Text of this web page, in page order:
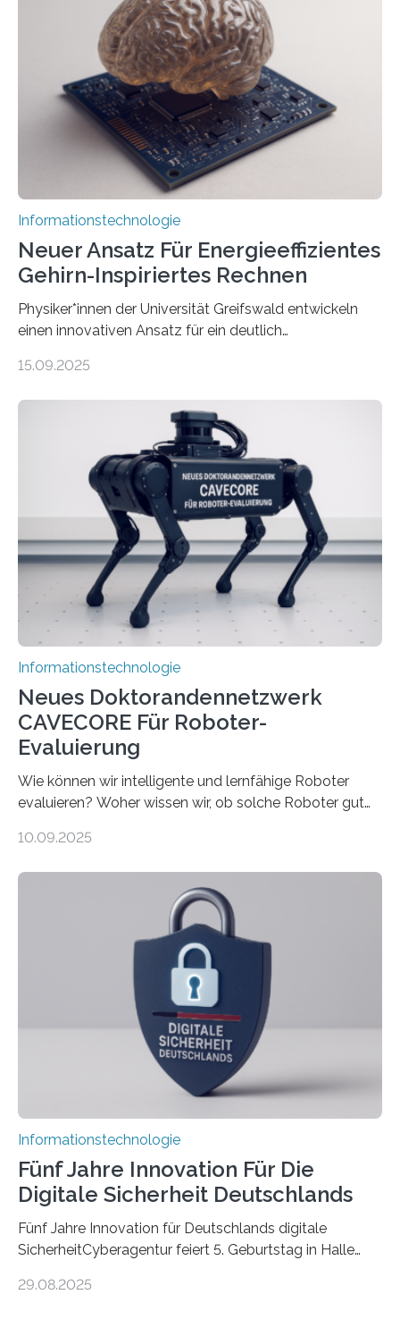
Lösung zur Erzeugung von Emotionen für realistische
Avatare. Gen-AIvatar entwickelt innovative und
kosteneffiziente Methoden, um lebensechte Avatare zu
erstellen. „Besonders wichtig ist uns eine ganzheitliche
Animation, bei der Stimme, Körperbewegung, Gestik
und Mimik im Einklang sind…
Informationstechnologie
Neuer Ansatz Für Energieeffizientes
Gehirn-Inspiriertes Rechnen
Physiker*innen der Universität Greifswald entwickeln
einen innovativen Ansatz für ein deutlich
Lösungsweg ist inspiriert vom menschlichen Gehirn. Die
stellt die heutige Computertechnik vor
Herausforderungen. Herkömmliche Silizium-
Prozessoren stoßen an ihre Grenzen: Sie verbrauchen
viel Energie, die Speicher- und Verarbeitungseinheiten
sind voneinander getrennt und die Datenübertragung
bremst komplexe Anwendungen aus. Da KI-Modelle
immer größer werden und riesige Datenmengen
verarbeiten müssen, steigt der Bedarf an neuen
Rechenarchitekturen. Neben Quantencomputern
rücken dabei insbesondere…
15.09.2025
Informationstechnologie
Neues Doktorandennetzwerk
CAVECORE Für Roboter-
Evaluierung
Wie können wir intelligente und lernfähige Roboter
evaluieren? Woher wissen wir, ob solche Roboter gut
sich CAVECORE – ein neues Marie Skłodowska-Curie
koordiniert wird. Ab dem 1. September werden sich
über einen Zeitraum von vier Jahren insgesamt 15
Promovierende im Rahmen von CAVECORE mit
kognitiven Robotern beschäftigen – also mit Robotern,
die mittels Sensoren ihre Umgebung erfassen,
Informationen verarbeiten und häufig auch mit…
10.09.2025
Informationstechnologie
Fünf Jahre Innovation Für Die
Digitale Sicherheit Deutschlands
Fünf Jahre Innovation für Deutschlands digitale
SicherheitCyberagentur feiert 5. Geburtstag in Halle
ErfolgeDie Agentur für Innovation in der
29.08.2025